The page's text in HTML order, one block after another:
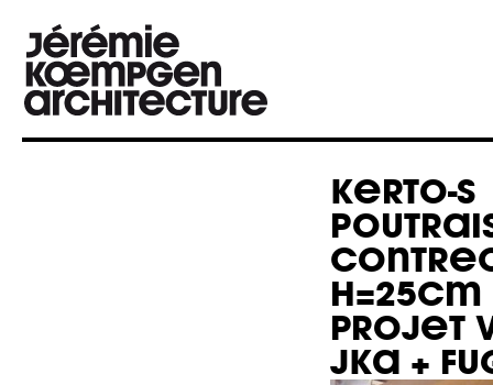
KERTO-S
H=25CM
PROJET
JKA +